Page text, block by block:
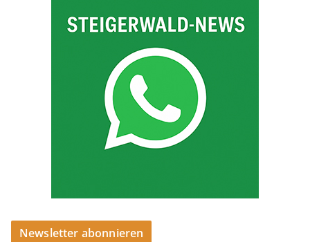
Newsletter abonnieren